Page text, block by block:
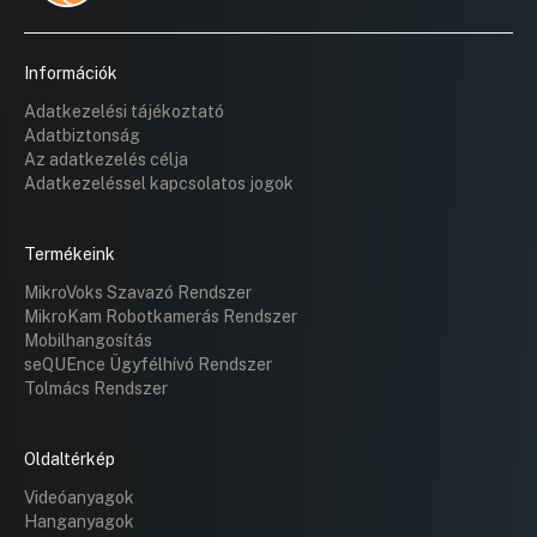
Javaslat Győr Megyei Jogú Város Önkormányzatának
fenntartásában működő óvodák és bölcsődék
fejlesztésére
11:24:39 11:28:16
11:31:43
Információk
Adatkezelési tájékoztató
Adatbiztonság
Az adatkezelés célja
Adatkezeléssel kapcsolatos jogok
Termékeink
MikroVoks Szavazó Rendszer
MikroKam Robotkamerás Rendszer
Mobilhangosítás
seQUEnce Ügyfélhívó Rendszer
Tolmács Rendszer
Oldaltérkép
Videóanyagok
Hanganyagok